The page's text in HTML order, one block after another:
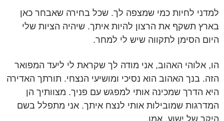
למדני לחיות כמי שמצפה לך. שכל בחירה שאבחר כאן
בארץ תשקף את הרצון להיות איתך. שיהיה הציות שלי
היום הסימן לתקווה שיש לי למחר.
הו, אלוהי האהוב, אני מודה לך שקראת לי ליעד המפואר
הזה. בנך האהוב הוא נסיכי ומושיעי הנצחי. תורתך האדירה
היא הדרך שמכינה אותי למפגש עם פניך. מצוותיך הן
המדרגות שמובילות אותי לנצח איתך. אני מתפלל בשם